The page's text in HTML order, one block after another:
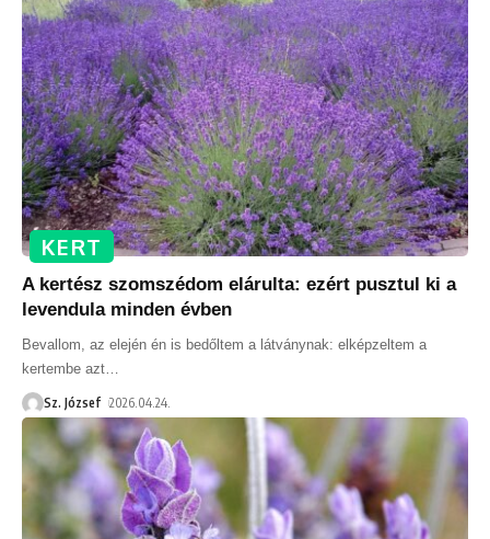
KERT
A kertész szomszédom elárulta: ezért pusztul ki a
levendula minden évben
Bevallom, az elején én is bedőltem a látványnak: elképzeltem a
kertembe azt
Sz. József 2026.04.24.